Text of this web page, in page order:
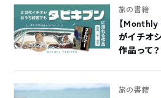
旅の書籍
【Monthly
がイチオ
作品って？
旅の書籍